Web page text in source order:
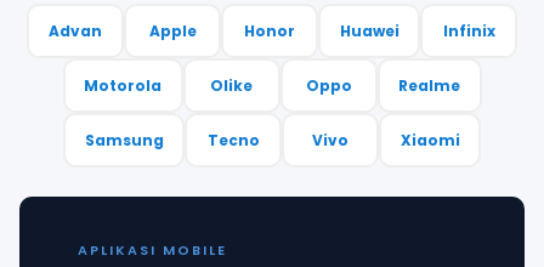
Advan Apple Honor Huawei Infinix
Motorola Olike Oppo Realme
Samsung Tecno Vivo Xiaomi
APLIKASI MOBILE